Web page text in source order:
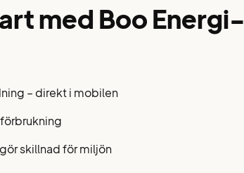
med Boo Energi-
– direkt i mobilen
skillnad för miljön